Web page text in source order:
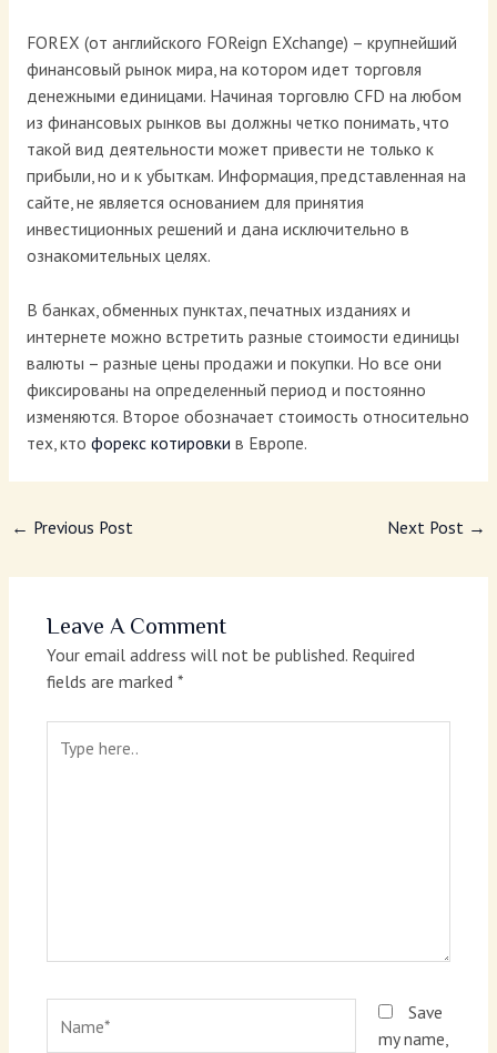
FOREX (от английского FOReign EXchange) – крупнейший
финансовый рынок мира, на котором идет торговля
денежными единицами. Начиная торговлю CFD на любом
из финансовых рынков вы должны четко понимать, что
такой вид деятельности может привести не только к
прибыли, но и к убыткам. Информация, представленная на
сайте, не является основанием для принятия
инвестиционных решений и дана исключительно в
ознакомительных целях.
В банках, обменных пунктах, печатных изданиях и
интернете можно встретить разные стоимости единицы
валюты – разные цены продажи и покупки. Но все они
фиксированы на определенный период и постоянно
изменяются. Второе обозначает стоимость относительно
тех, кто форекс котировки в Европе.
← Previous Post Next Post →
Leave A Comment
Your email address will not be published. Required
fields are marked *
here..
Save
my name,